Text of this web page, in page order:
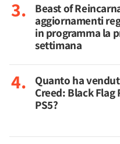
Beast of
aggiornamenti
in programma la
settimana
Quanto ha
Creed: Black Flag
PS5?